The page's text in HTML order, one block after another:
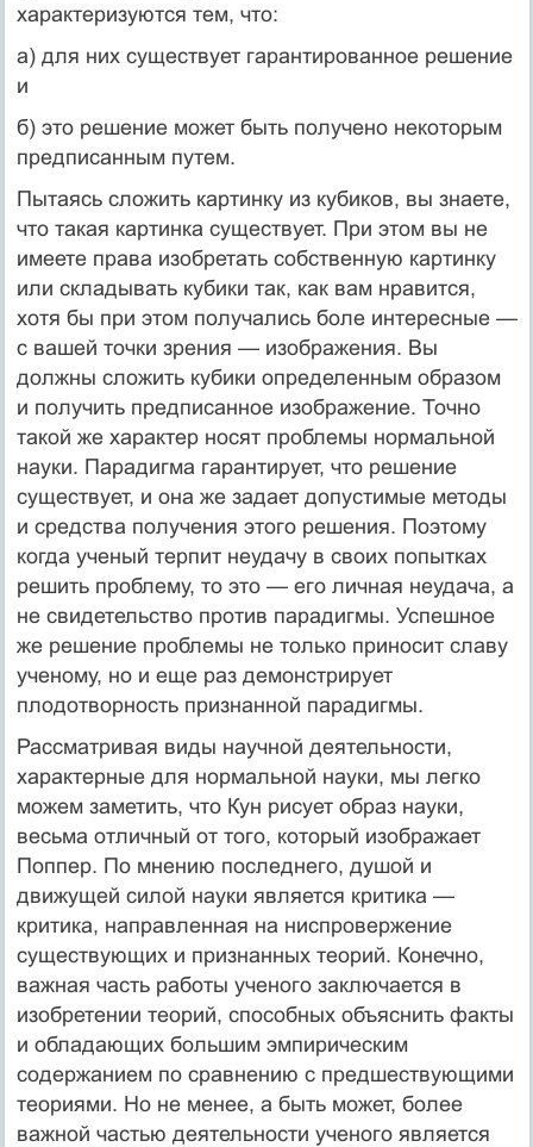
характеризуются тем, что:
а) для них существует гарантированное решение
и
б) это решение может быть получено некоторым
предписанным путем.
Пытаясь сложить картинку из кубиков, вы знаете,
что такая картинка существует. При этом вы не
имеете права изобретать собственную картинку
или складывать куби­ки так, как вам нравится,
хотя бы при этом получались боле интересные —
с вашей точки зрения — изображения. Вы
должны сложить кубики опреде­ленным образом
и получить предписанное изображение. Точно
такой же ха­рактер носят проблемы нормальной
науки. Парадигма гарантирует, что реше­ние
существует, и она же задает допустимые методы
и средства получения этого решения. Поэтому
когда ученый терпит неудачу в своих попытках
ре­шить проблему, то это — его личная неудача, а
не свидетельство против па­радигмы. Успешное
же решение проблемы не только приносит славу
уче­ному, но и еще раз демонстрирует
плодотворность признанной парадигмы.
Рассматривая виды научной деятельности,
характерные для нормаль­ной науки, мы легко
можем заметить, что Кун рисует образ науки,
весьма отличный от того, который изображает
Поппер. По мнению последнего, душой и
движущей силой науки является критика —
критика, направленная на ниспровержение
существующих и признанных теорий. Конечно,
важная часть работы ученого заключается в
изобретении теорий, способных объяс­нить факты
и обладающих большим эмпирическим
содержанием по срав­нению с предшествующими
теориями. Но не менее, а быть может, более
важной частью деятельности ученого является